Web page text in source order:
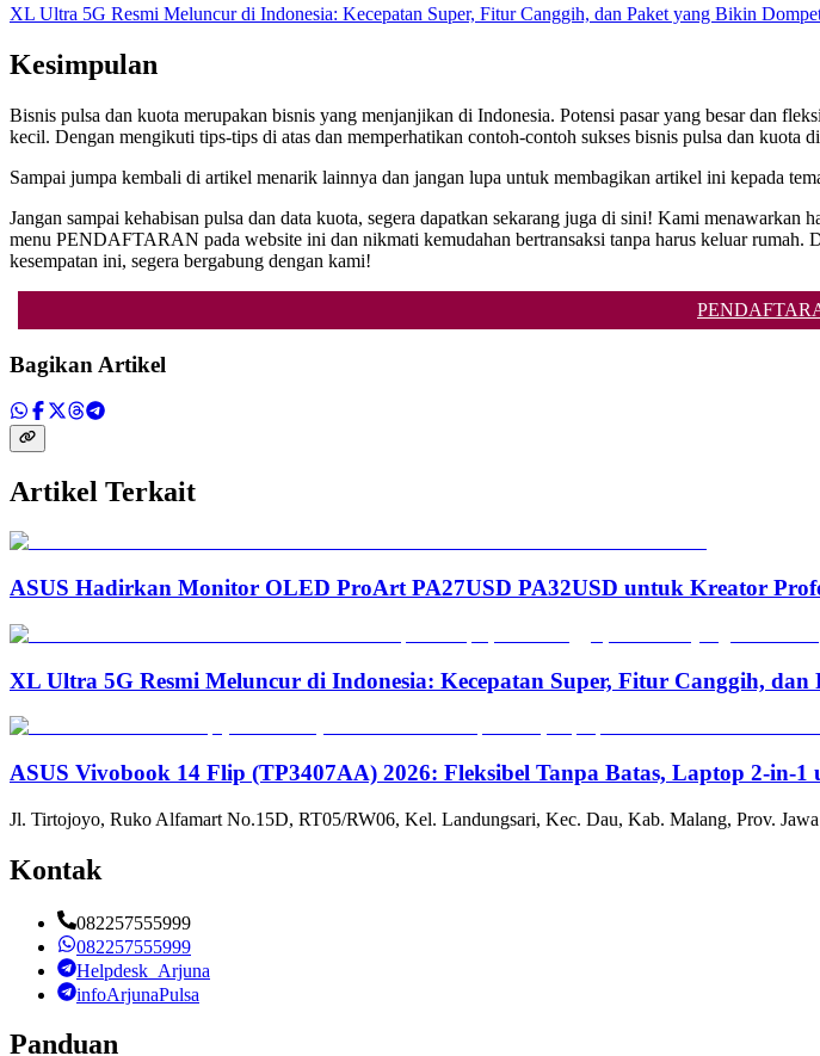
XL Ultra 5G Resmi Meluncur di Indonesia: Kecepatan Super, Fitur Canggih, dan Paket yang Bikin
Kesimpulan
Bisnis pulsa dan kuota merupakan bisnis yang menjanjikan di Indonesia. Potensi pasar yang besar dan
kecil. Dengan mengikuti tips-tips di atas dan memperhatikan contoh-contoh sukses bisnis pulsa dan kuota
Sampai jumpa kembali di artikel menarik lainnya dan jangan lupa untuk membagikan artikel ini kepada
Jangan sampai kehabisan pulsa dan data kuota, segera dapatkan sekarang juga di sini! Kami
menu PENDAFTARAN pada website ini dan nikmati kemudahan bertransaksi tanpa harus keluar rumah.
kesempatan ini, segera bergabung dengan kami!
Bagikan Artikel
Artikel Terkait
ASUS Hadirkan Monitor OLED ProArt PA27USD PA32USD untuk Kreator
XL Ultra 5G Resmi Meluncur di Indonesia: Kecepatan Super, Fitur Canggih, dan
ASUS Vivobook 14 Flip (TP3407AA) 2026: Fleksibel Tanpa Batas, Laptop 2-in-
Jl. Tirtojoyo, Ruko Alfamart No.15D, RT05/RW06, Kel. Landungsari, Kec. Dau, Kab. Malang, Prov.
Kontak
082257555999
082257555999
Helpdesk_Arjuna
infoArjunaPulsa
Panduan